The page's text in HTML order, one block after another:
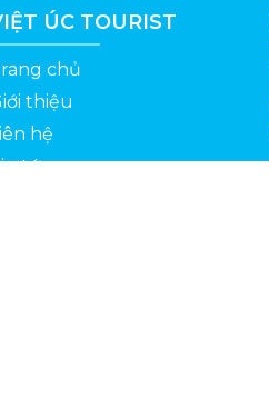
ÚC TOURIST
chủ
thiệu
hệ
tức